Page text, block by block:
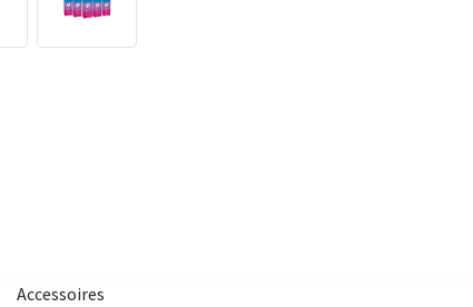
Accessoires